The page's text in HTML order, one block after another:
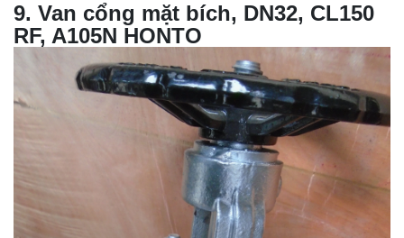
9. Van cổng mặt bích, DN32, CL150
RF, A105N HONTO